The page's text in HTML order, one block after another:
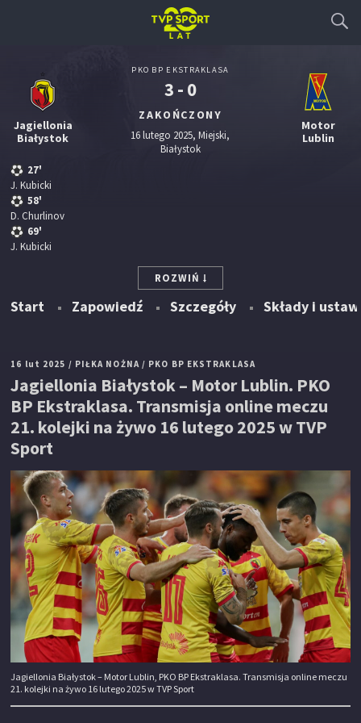
Jagiellonia
Białystok
27'
J. Kubicki
58'
D. Churlinov
69'
J. Kubicki
PKO BP EKSTRAKLASA
3 - 0
ZAKOŃCZONY
16 lutego 2025, Miejski,
Białystok
Motor
Lublin
ROZWIŃ
Start Zapowiedź Szczegóły Składy i
16 lut 2025 / PIŁKA NOŻNA/ PKO BP EKSTRAKLASA
Jagiellonia Białystok – Motor Lublin. PKO
BP Ekstraklasa. Transmisja online meczu
21. kolejki na żywo 16 lutego 2025 w TVP
Sport
Jagiellonia Białystok – Motor Lublin, PKO BP Ekstraklasa. Transmisja online meczu
21. kolejki na żywo 16 lutego 2025 w TVP Sport